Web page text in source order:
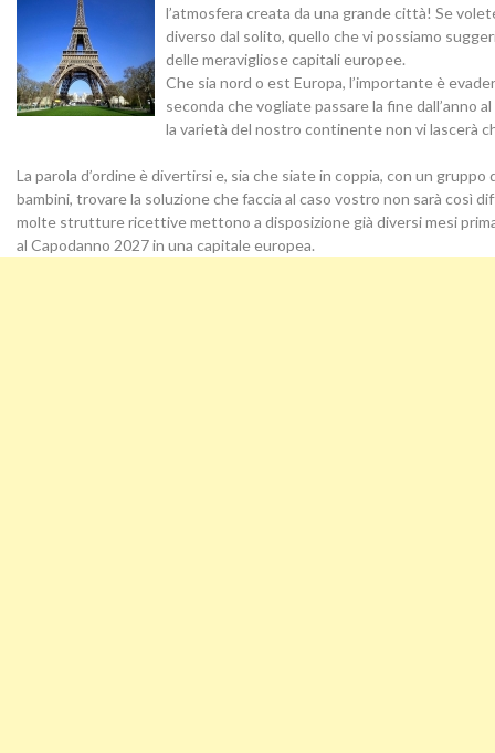
l’atmosfera creata da una grande città! Se
diverso dal solito, quello che vi possiamo
delle meravigliose capitali europee.
Che sia nord o est Europa, l’importante è
seconda che vogliate passare la fine dall’anno
la varietà del nostro continente non vi lascerà
La parola d’ordine è divertirsi e, sia che siate in coppia, con un gruppo
bambini, trovare la soluzione che faccia al caso vostro non sarà così
molte strutture ricettive mettono a disposizione già diversi mesi
al Capodanno 2027 in una capitale europea.